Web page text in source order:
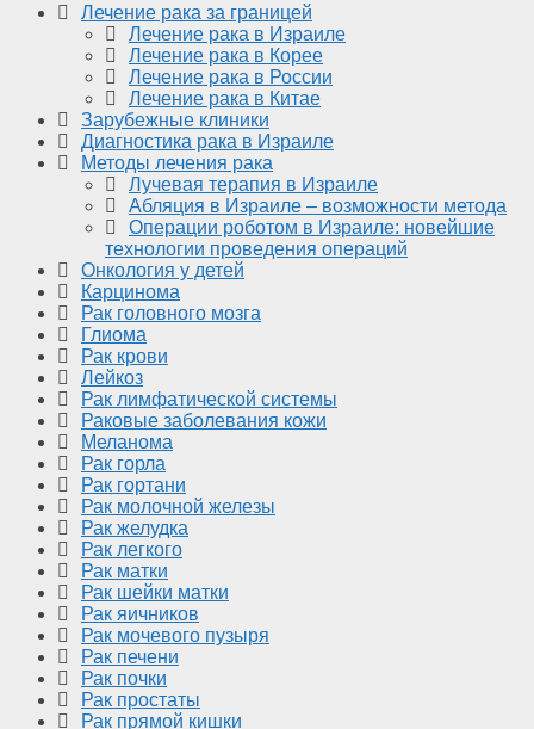
Лечение рака за границей
Лечение рака в Израиле
Лечение рака в Корее
Лечение рака в России
Лечение рака в Китае
Зарубежные клиники
Диагностика рака в Израиле
Методы лечения рака
Лучевая терапия в Израиле
Абляция в Израиле – возможности метода
Операции роботом в Израиле: новейшие
технологии проведения операций
Онкология у детей
Карцинома
Рак головного мозга
Глиома
Рак крови
Лейкоз
Рак лимфатической системы
Раковые заболевания кожи
Меланома
Рак горла
Рак гортани
Рак молочной железы
Рак желудка
Рак легкого
Рак матки
Рак шейки матки
Рак яичников
Рак мочевого пузыря
Рак печени
Рак почки
Рак простаты
Рак прямой кишки